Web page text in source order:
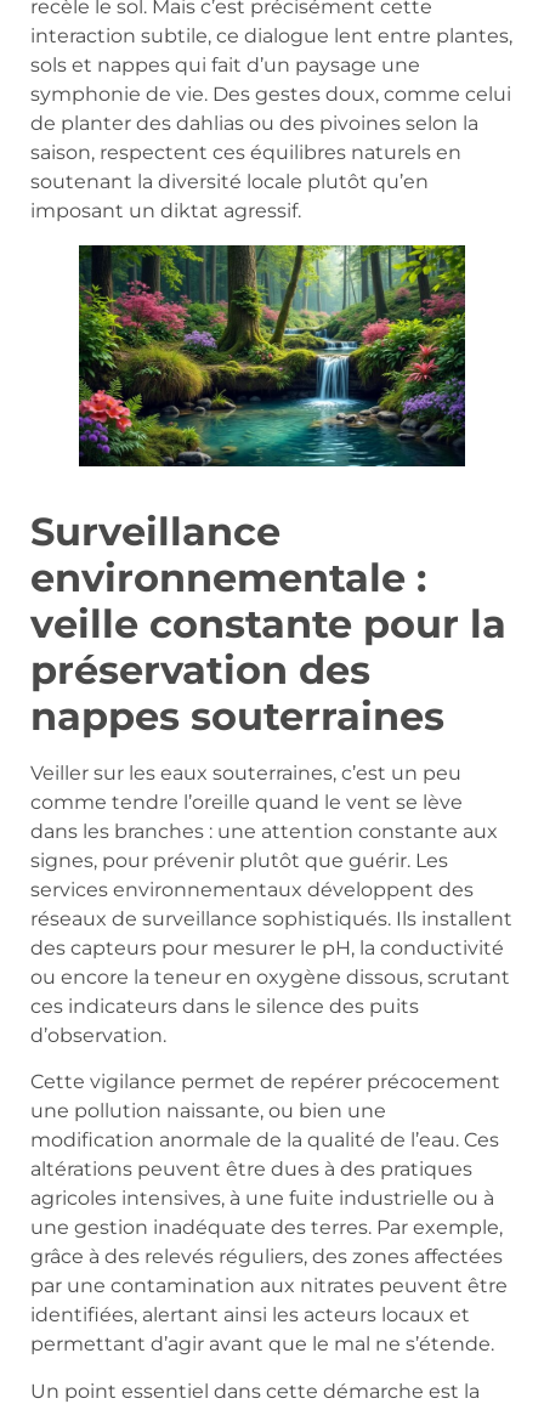
recèle le sol. Mais c’est précisément cette
interaction subtile, ce dialogue lent entre plantes,
sols et nappes qui fait d’un paysage une
symphonie de vie. Des gestes doux, comme celui
de planter des dahlias ou des pivoines selon la
saison, respectent ces équilibres naturels en
soutenant la diversité locale plutôt qu’en
imposant un diktat agressif.
Surveillance
environnementale :
veille constante pour la
préservation des
nappes souterraines
Veiller sur les eaux souterraines, c’est un peu
comme tendre l’oreille quand le vent se lève
dans les branches : une attention constante aux
signes, pour prévenir plutôt que guérir. Les
services environnementaux développent des
réseaux de surveillance sophistiqués. Ils installent
des capteurs pour mesurer le pH, la conductivité
ou encore la teneur en oxygène dissous, scrutant
ces indicateurs dans le silence des puits
d’observation.
Cette vigilance permet de repérer précocement
une pollution naissante, ou bien une
modification anormale de la qualité de l’eau. Ces
altérations peuvent être dues à des pratiques
agricoles intensives, à une fuite industrielle ou à
une gestion inadéquate des terres. Par exemple,
grâce à des relevés réguliers, des zones affectées
par une contamination aux nitrates peuvent être
identifiées, alertant ainsi les acteurs locaux et
permettant d’agir avant que le mal ne s’étende.
Un point essentiel dans cette démarche est la